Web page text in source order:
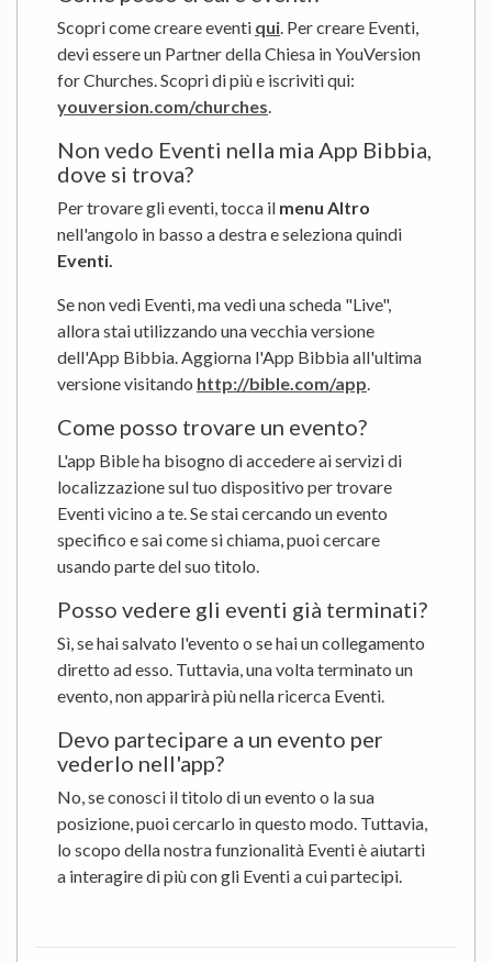
Scopri come creare eventi qui. Per creare Eventi,
devi essere un Partner della Chiesa in YouVersion
for Churches. Scopri di più e iscriviti qui:
youversion.com/churches.
Non vedo Eventi nella mia App Bibbia,
dove si trova?
Per trovare gli eventi, tocca il menu Altro
nell'angolo in basso a destra e seleziona quindi
Eventi.
Se non vedi Eventi, ma vedi una scheda "Live",
allora stai utilizzando una vecchia versione
dell'App Bibbia. Aggiorna l'App Bibbia all'ultima
versione visitando http://bible.com/app.
Come posso trovare un evento?
L'app Bible ha bisogno di accedere ai servizi di
localizzazione sul tuo dispositivo per trovare
Eventi vicino a te. Se stai cercando un evento
specifico e sai come si chiama, puoi cercare
usando parte del suo titolo.
Posso vedere gli eventi già terminati?
Sì, se hai salvato l'evento o se hai un collegamento
diretto ad esso. Tuttavia, una volta terminato un
evento, non apparirà più nella ricerca Eventi.
Devo partecipare a un evento per
vederlo nell'app?
No, se conosci il titolo di un evento o la sua
posizione, puoi cercarlo in questo modo. Tuttavia,
lo scopo della nostra funzionalità Eventi è aiutarti
a interagire di più con gli Eventi a cui partecipi.